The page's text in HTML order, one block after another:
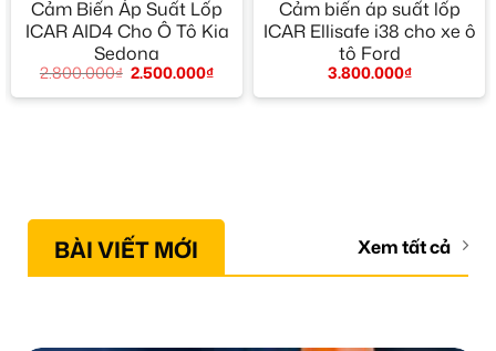
Cảm Biến Áp Suất Lốp
ICAR AID4 Cho Ô Tô Kia
Sedona
2.800.000₫ 2.500.000₫
Cảm biến áp suất lốp
ICAR Ellisafe i38 cho xe ô
tô Ford
3.800.000₫
BÀI VIẾT MỚI Xem tất cả